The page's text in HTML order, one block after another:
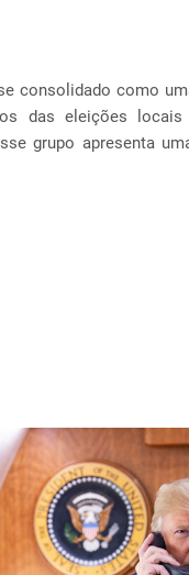
nos Estados Unidos
de práticas
envolvendo a